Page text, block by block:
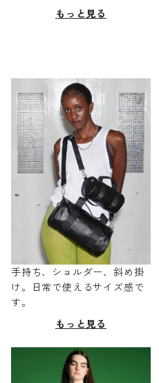
もっと見る
手持ち、ショルダー、斜め掛
け。日常で使えるサイズ感で
す。
もっと見る